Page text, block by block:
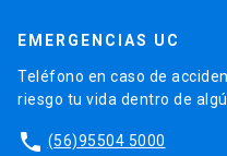
EMERGENCIAS UC
Teléfono en caso de
riesgo tu vida dentro de
phone (56)95504 5000